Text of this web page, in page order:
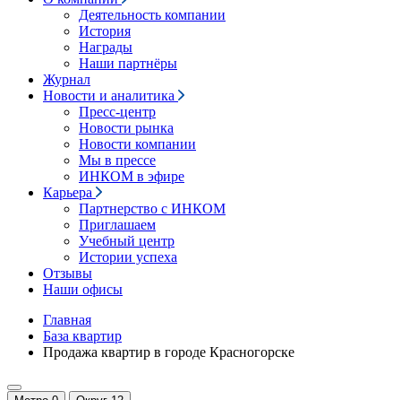
Деятельность компании
История
Награды
Наши партнёры
Журнал
Новости и аналитика
Пресс-центр
Новости рынка
Новости компании
Мы в прессе
ИНКОМ в эфире
Карьера
Партнерство с ИНКОМ
Приглашаем
Учебный центр
Истории успеха
Отзывы
Наши офисы
Главная
База квартир
Продажа квартир в городе Красногорске